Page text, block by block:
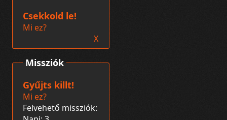
Missziók
Gyűjts killt!
Mi ez?
Felvehető missziók:
Csekkold le!
Mi ez?
X